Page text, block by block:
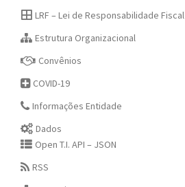
LRF – Lei de Responsabilidade Fiscal
Estrutura Organizacional
Convênios
COVID-19
Informações Entidade
Dados
Open T.I. API – JSON
RSS